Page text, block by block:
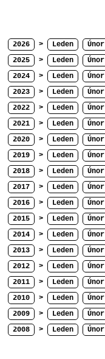
2026 > Leden Únor
2025
> Leden Únor
2024
> Leden Únor
2023
> Leden Únor
2022
> Leden Únor
2021
> Leden Únor
2020
> Leden Únor
2019
> Leden Únor
2018
> Leden Únor
2017
> Leden Únor
2016
> Leden Únor
2015
> Leden Únor
2014
> Leden Únor
2013
> Leden Únor
2012
> Leden Únor
2011
> Leden Únor
2010
> Leden Únor
2009
> Leden Únor
2008
> Leden Únor